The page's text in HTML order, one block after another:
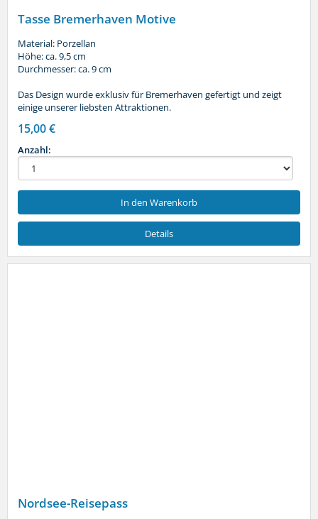
Tasse Bremerhaven Motive
Material: Porzellan
Höhe: ca. 9,5 cm
Durchmesser: ca. 9 cm
Das Design wurde exklusiv für Bremerhaven gefertigt und zeigt
einige unserer liebsten Attraktionen.
15,00 €
Anzahl:
In den Warenkorb
Details
Nordsee-Reisepass